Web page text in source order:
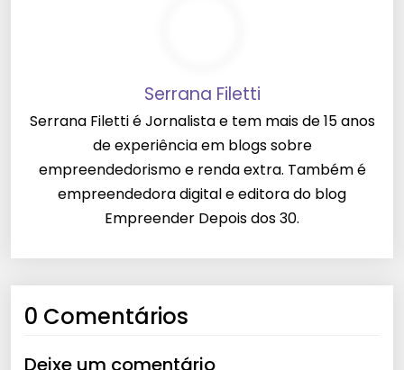
Serrana Filetti
Serrana Filetti é Jornalista e tem mais de 15 anos
de experiência em blogs sobre
empreendedorismo e renda extra. Também é
empreendedora digital e editora do blog
Empreender Depois dos 30.
0 Comentários
Deixe um comentário